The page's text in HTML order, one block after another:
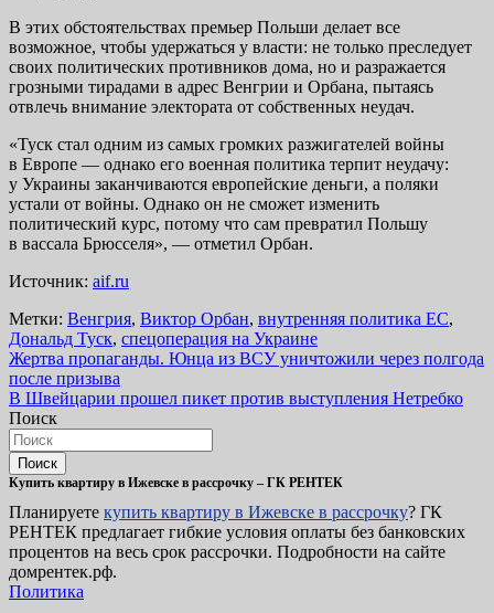
В этих обстоятельствах премьер Польши делает все
возможное, чтобы удержаться у власти: не только преследует
своих политических противников дома, но и разражается
грозными тирадами в адрес Венгрии и Орбана, пытаясь
отвлечь внимание электората от собственных неудач.
«Туск стал одним из самых громких разжигателей войны
в Европе — однако его военная политика терпит неудачу:
у Украины заканчиваются европейские деньги, а поляки
устали от войны. Однако он не сможет изменить
политический курс, потому что сам превратил Польшу
в вассала Брюсселя», — отметил Орбан.
Источник: aif.ru
Метки: Венгрия, Виктор Орбан, внутренняя политика ЕС,
Дональд Туск, спецоперация на Украине
Навигация
по
записям
Жертва пропаганды. Юнца из ВСУ уничтожили через полгода
после призыва
В Швейцарии прошел пикет против выступления Нетребко
Поиск
Поиск
Купить квартиру в Ижевске в рассрочку – ГК РЕНТЕК
Планируете купить квартиру в Ижевске в рассрочку? ГК
РЕНТЕК предлагает гибкие условия оплаты без банковских
процентов на весь срок рассрочки. Подробности на сайте
домрентек.рф.
Политика